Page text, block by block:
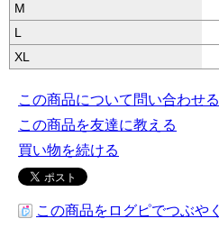
M
L
XL
この商品について問い合わせる
この商品を友達に教える
買い物を続ける
この商品をログピでつぶやく